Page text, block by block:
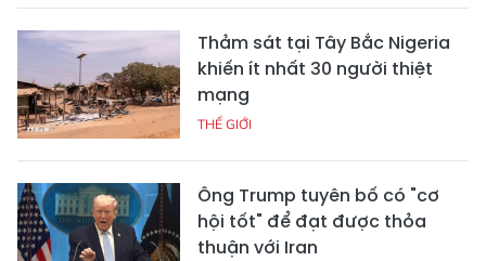
Thảm sát tại Tây Bắc Nigeria
khiến ít nhất 30 người thiệt
mạng
THẾ GIỚI
Ông Trump tuyên bố có "cơ
hội tốt" để đạt được thỏa
thuận với Iran